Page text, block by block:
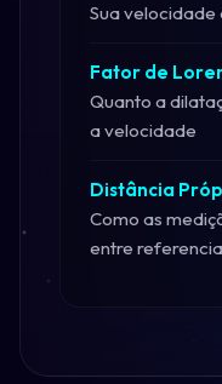
Sua
Fator de
Quanto a
a velocidade
Distância
Como as
entre